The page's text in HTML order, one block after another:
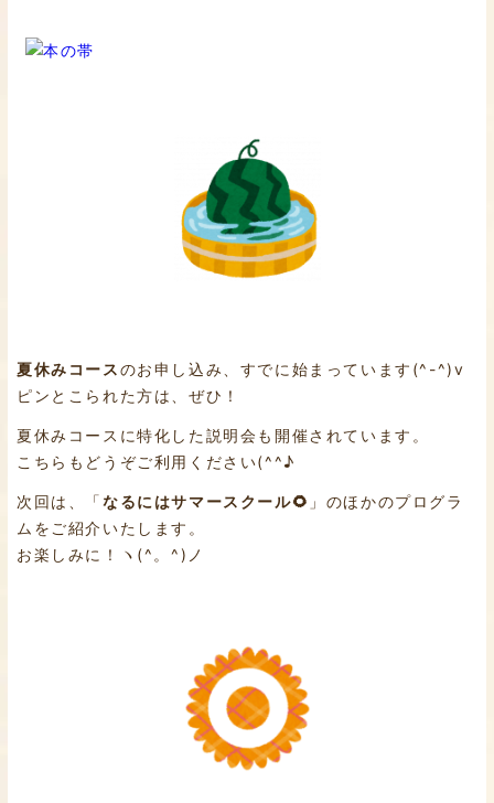
夏休みコースのお申し込み、すでに始まっています(^-^)v
ピンとこられた方は、ぜひ！
夏休みコースに特化した説明会も開催されています。
こちらもどうぞご利用ください(^^♪
次回は、「なるにはサマースクール🌻 」のほかのプログラ
ムをご紹介いたします。
お楽しみに！ヽ(^。^)ノ